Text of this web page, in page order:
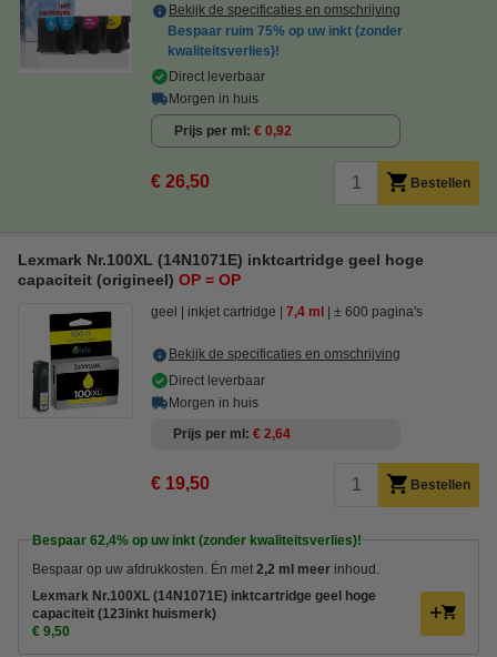
Bekijk de specificaties en omschrijving
Bespaar ruim 75% op uw inkt (zonder
kwaliteitsverlies)!
Direct leverbaar
Morgen in huis
Prijs per ml € 0,92
€ 26,50 Bestellen
Lexmark Nr.100XL (14N1071E) inktcartridge geel hoge
capaciteit (origineel) OP = OP
geel inkjet cartridge 7,4 ml ± 600 pagina's
Bekijk de specificaties en omschrijving
Direct leverbaar
Morgen in huis
Prijs per ml
€ 2,64
€ 19,50 Bestellen
Bespaar 62,4% op uw inkt (zonder kwaliteitsverlies)!
Bespaar op uw afdrukkosten. Én met 2,2 ml meer inhoud.
Lexmark Nr.100XL (14N1071E) inktcartridge geel hoge
capaciteit (123inkt huismerk)
€ 9,50